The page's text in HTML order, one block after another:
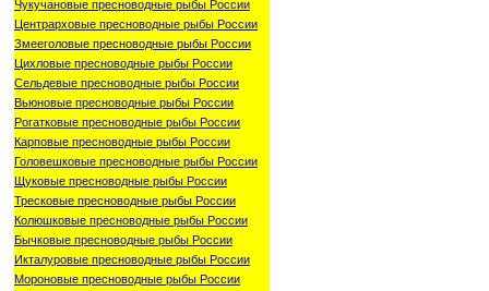
Чукучановые пресноводные рыбы России
Центрарховые пресноводные рыбы России
Змееголовые пресноводные рыбы России
Цихловые пресноводные рыбы России
Сельдевые пресноводные рыбы России
Вьюновые пресноводные рыбы России
Рогатковые пресноводные рыбы России
Карповые пресноводные рыбы России
Головешковые пресноводные рыбы России
Щуковые пресноводные рыбы России
Тресковые пресноводные рыбы России
Колюшковые пресноводные рыбы России
Бычковые пресноводные рыбы России
Икталуровые пресноводные рыбы России
Мороновые пресноводные рыбы России